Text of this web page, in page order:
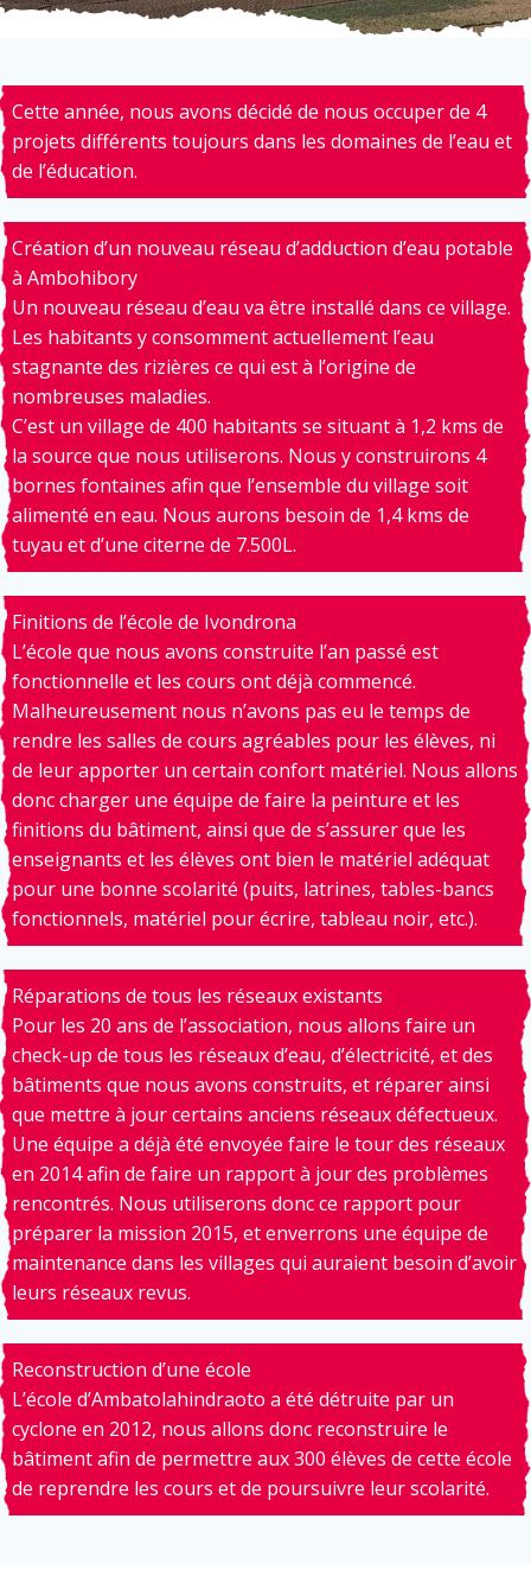
Cette année, nous avons décidé de nous occuper de 4
projets différents toujours dans les domaines de l’eau et
de l’éducation.
Création d’un nouveau réseau d’adduction d’eau potable
à Ambohibory
Un nouveau réseau d’eau va être installé dans ce village.
Les habitants y consomment actuellement l’eau
stagnante des rizières ce qui est à l’origine de
nombreuses maladies.
C’est un village de 400 habitants se situant à 1,2 kms de
la source que nous utiliserons. Nous y construirons 4
bornes fontaines afin que l’ensemble du village soit
alimenté en eau. Nous aurons besoin de 1,4 kms de
tuyau et d’une citerne de 7.500L.
Finitions de l’école de Ivondrona
L’école que nous avons construite l’an passé est
fonctionnelle et les cours ont déjà commencé.
Malheureusement nous n’avons pas eu le temps de
rendre les salles de cours agréables pour les élèves, ni
de leur apporter un certain confort matériel. Nous allons
donc charger une équipe de faire la peinture et les
finitions du bâtiment, ainsi que de s’assurer que les
enseignants et les élèves ont bien le matériel adéquat
pour une bonne scolarité (puits, latrines, tables-bancs
fonctionnels, matériel pour écrire, tableau noir, etc.).
Réparations de tous les réseaux existants
Pour les 20 ans de l’association, nous allons faire un
check-up de tous les réseaux d’eau, d’électricité, et des
bâtiments que nous avons construits, et réparer ainsi
que mettre à jour certains anciens réseaux défectueux.
Une équipe a déjà été envoyée faire le tour des réseaux
en 2014 afin de faire un rapport à jour des problèmes
rencontrés. Nous utiliserons donc ce rapport pour
préparer la mission 2015, et enverrons une équipe de
maintenance dans les villages qui auraient besoin d’avoir
leurs réseaux revus.
Reconstruction d’une école
L’école d’Ambatolahindraoto a été détruite par un
cyclone en 2012, nous allons donc reconstruire le
bâtiment afin de permettre aux 300 élèves de cette école
de reprendre les cours et de poursuivre leur scolarité.